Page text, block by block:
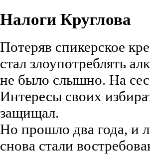
Налоги Круглова
Потеряв спикерское
стал злоупотреблять
не было слышно. На
Интересы своих
защищал.
Но прошло два года, и
снова стали